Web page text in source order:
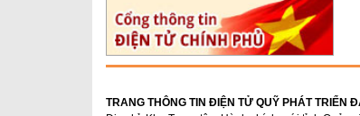
TRANG THÔNG TIN ĐIỆN TỬ QUỸ PHÁT TRIỂN